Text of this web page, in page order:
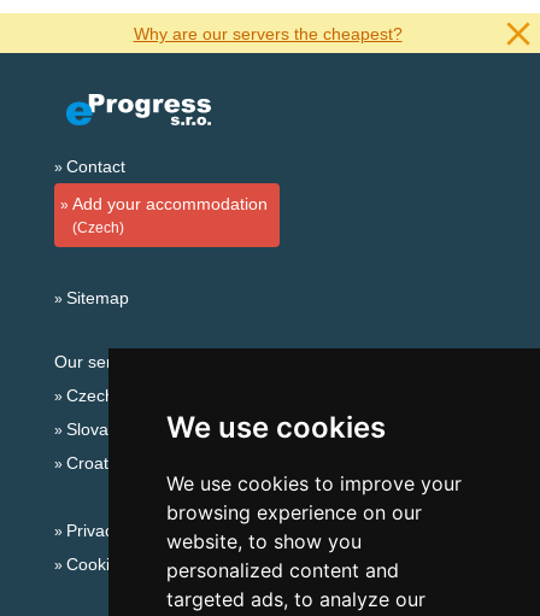
We use cookies
We use cookies to improve your
browsing experience on our
website, to show you
personalized content and
targeted ads, to analyze our
Why are our servers the cheapest?
Contact
Add your accommodation
(Czech)
Sitemap
Our servers:
Czech mountains
Slovakian mountains
Croatian Adriatic
Privacy policy
Cookies